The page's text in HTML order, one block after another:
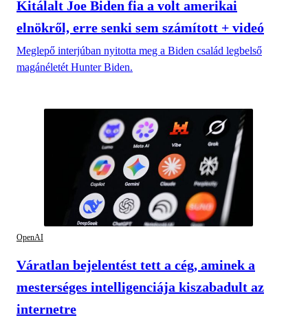
Kitálalt Joe Biden fia a volt amerikai
elnökről, erre senki sem számított + videó
Meglepő interjúban nyitotta meg a Biden család legbelső
magánéletét Hunter Biden.
OpenAI
Váratlan bejelentést tett a cég, aminek a
mesterséges intelligenciája kiszabadult az
internetre